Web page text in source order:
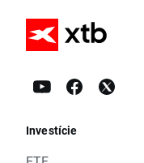
Investície